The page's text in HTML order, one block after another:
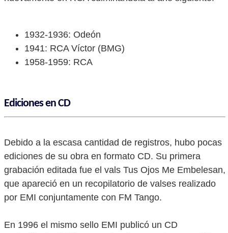
1932-1936: Odeón
1941: RCA Víctor (BMG)
1958-1959: RCA
Ediciones en CD
Debido a la escasa cantidad de registros, hubo pocas
ediciones de su obra en formato CD. Su primera
grabación editada fue el vals Tus Ojos Me Embelesan,
que apareció en un recopilatorio de valses realizado
por EMI conjuntamente con FM Tango.
En 1996 el mismo sello EMI publicó un CD